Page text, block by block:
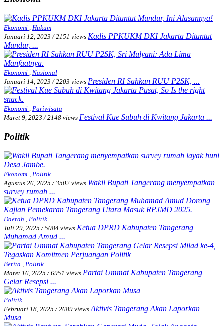
Ekonomi
Hukum
Januari 12, 2023 / 2151 views Kadis PPKUKM DKI Jakarta Dituntut
Mundur, ...
Ekonomi
Nasional
Januari 14, 2023 / 2203 views Presiden RI Sahkan RUU P2SK, ...
Ekonomi
Pariwisata
Maret 9, 2023 / 2148 views Festival Kue Subuh di Kwitang Jakarta ...
Politik
Ekonomi , Politik
Agustus 26, 2025 / 3502 views Wakil Bupati Tangerang menyempatkan
survey rumah ...
Daerah , Politik
Juli 29, 2025 / 5084 views Ketua DPRD Kabupaten Tangerang
Muhamad Amud ...
Berita , Politik
Maret 16, 2025 / 6951 views Partai Ummat Kabupaten Tangerang
Gelar Resepsi ...
Politik
Februari 18, 2025 / 2689 views Aktivis Tangerang Akan Laporkan
Musa